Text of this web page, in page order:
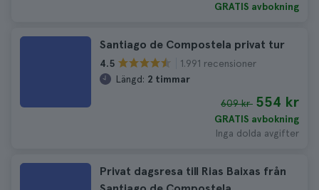
GRATIS avbokning
Santiago de Compostela privat tur
4.5
1.991 recensioner
Längd: 2 timmar
609 kr 554 kr
GRATIS avbokning
Inga dolda avgifter
Privat dagsresa till Rias Baixas från